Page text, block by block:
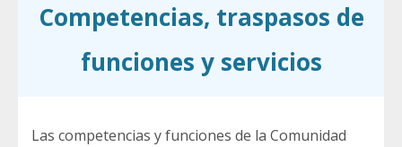
Competencias, traspasos de
funciones y servicios
Las competencias y funciones de la Comunidad